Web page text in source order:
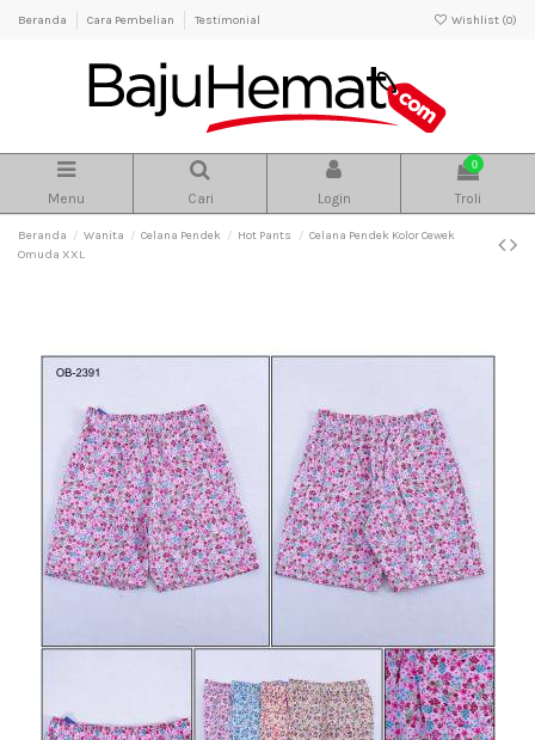
Beranda Cara Pembelian Testimonial Wishlist (0)
Menu Cari Login
0
Troli
Beranda Wanita Celana Pendek Hot Pants
Celana Pendek Kolor Cewek
Omuda XXL